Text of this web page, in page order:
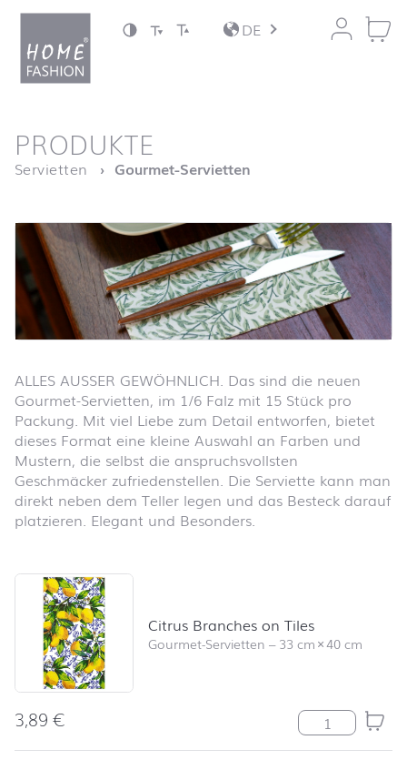
Zum Inhalt springen
DE
Startseite
PRODUKTE
Servietten Gourmet-Servietten
ALLES AUSSER GEWÖHNLICH. Das sind die neuen
Gourmet-Servietten, im 1/6 Falz mit 15 Stück pro
Packung. Mit viel Liebe zum Detail entworfen, bietet
dieses Format eine kleine Auswahl an Farben und
Mustern, die selbst die anspruchsvollsten
Geschmäcker zufriedenstellen. Die Serviette kann man
direkt neben dem Teller legen und das Besteck darauf
platzieren. Elegant und Besonders.
Produktliste überspringen und zum Filter springen
Citrus Branches on Tiles
Gourmet-Servietten –33 cm×40 cm
3,89€ Citrus